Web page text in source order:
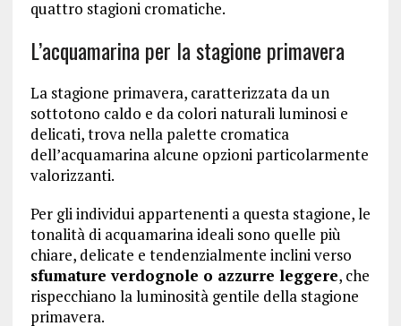
quattro stagioni cromatiche.
L’acquamarina per la stagione primavera
La stagione primavera, caratterizzata da un
sottotono caldo e da colori naturali luminosi e
delicati, trova nella palette cromatica
dell’acquamarina alcune opzioni particolarmente
valorizzanti.
Per gli individui appartenenti a questa stagione, le
tonalità di acquamarina ideali sono quelle più
chiare, delicate e tendenzialmente inclini verso
sfumature verdognole o azzurre leggere, che
rispecchiano la luminosità gentile della stagione
primavera.